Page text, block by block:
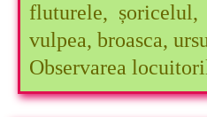
fluturele, șoricelul,
vulpea, broasca,
Observarea